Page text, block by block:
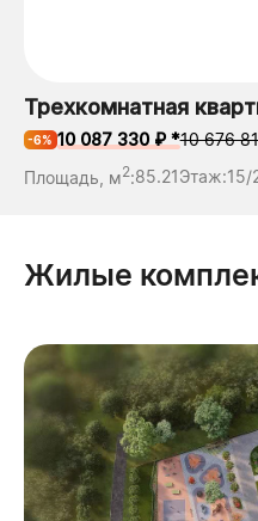
Трехкомнатная
-6% 10 087 330 ₽ *10 676
Площадь, м2:85.21Этаж:15/
Жилые